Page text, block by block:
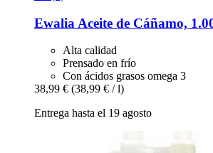
Ewalia Aceite de Cáñamo,
Alta calidad
Prensado en frío
Con ácidos grasos omega 3
38,99 € (38,99 € / l)
Entrega hasta el 19 agosto